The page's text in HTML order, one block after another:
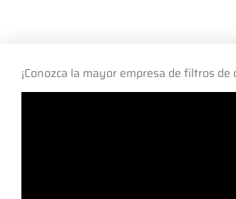
¡Conozca la mayor empresa de filtros